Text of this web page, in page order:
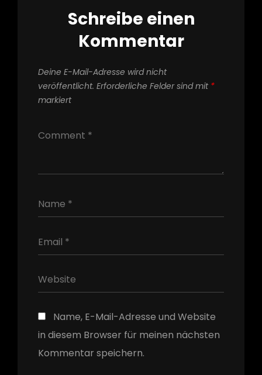
Schreibe einen
Kommentar
Deine E-Mail-Adresse wird nicht
veröffentlicht. Erforderliche Felder sind mit *
markiert
Name, E-Mail-Adresse und Website
in diesem Browser für meinen nächsten
Kommentar speichern.